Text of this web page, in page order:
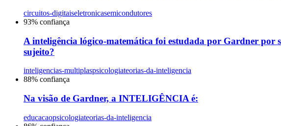
circuitos-digitaiseletronicasemicondutores
93% confiança
A inteligência lógico-matemática foi estudada por Gardner
sujeito?
inteligencias-multiplaspsicologiateorias-da-inteligencia
88% confiança
Na visão de Gardner, a INTELIGÊNCIA é:
educacaopsicologiateorias-da-inteligencia